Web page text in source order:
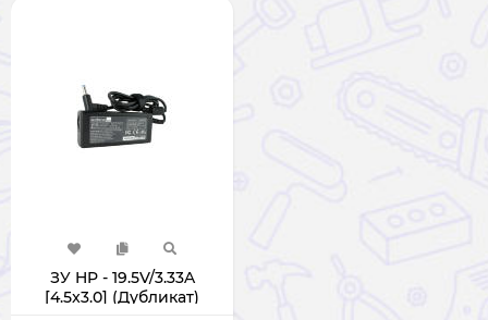
ЗУ HP - 19.5V/3.33A
[4.5x3.0] (Дубликат)